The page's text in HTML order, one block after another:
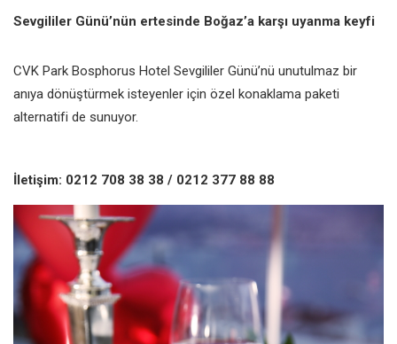
Sevgililer Günü’nün ertesinde Boğaz’a karşı uyanma keyfi
CVK Park Bosphorus Hotel Sevgililer Günü’nü unutulmaz bir
anıya dönüştürmek isteyenler için özel konaklama paketi
alternatifi de sunuyor.
İletişim: 0212 708 38 38 / 0212 377 88 88